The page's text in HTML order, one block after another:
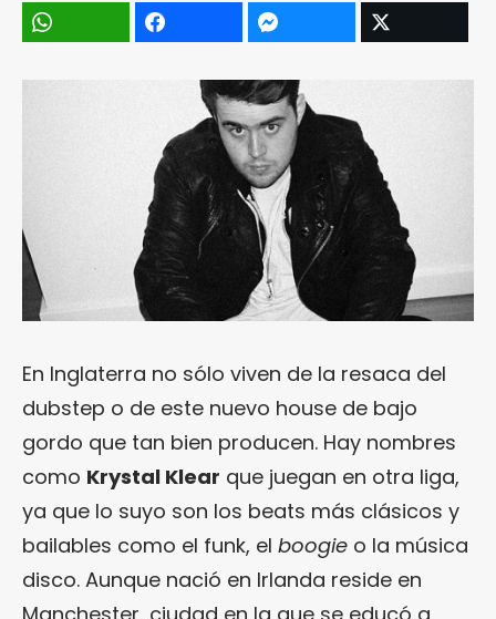
En Inglaterra no sólo viven de la resaca del
dubstep o de este nuevo house de bajo
gordo que tan bien producen. Hay nombres
como Krystal Klear que juegan en otra liga,
ya que lo suyo son los beats más clásicos y
bailables como el funk, el boogie o la música
disco. Aunque nació en Irlanda reside en